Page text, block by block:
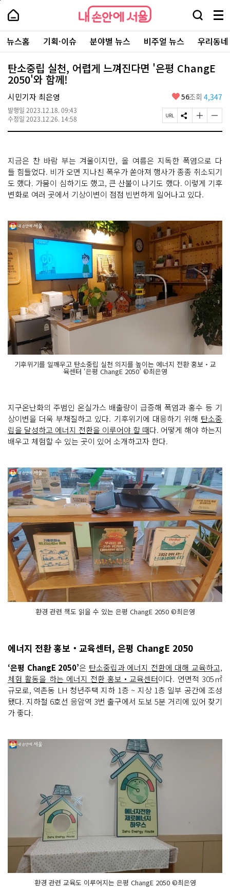
본
로
가
내
손
안
에
서
울
-
서
울
시
대
표
소
통
포
내
손
에
울
검
창
열
기
메
뉴
전
체
보
주
요
서
뉴스홈 기획·이슈 분야별 뉴스 비주얼 뉴스 우리동
탄소중립 실천, 어렵게 느껴진다면 '은평 ChangE
2050'와 함께!
시민기자 최은영
발행일 2023.12.18. 09:43
수정일 2023.12.26. 14:58
좋
요
56조회 4,347
페
이
L
복
사
S
N
하
기
글
자
게
변
경
하
기
글
자
작
게
변
경
하
지금은 찬 바람 부는 겨울이지만, 올 여름은 지독한 폭염으로 다
들 힘들었다. 비가 오면 지나친 폭우가 쏟아져 행사가 종종 취소되기
도 했다. 가뭄이 심하기도 했고, 큰 산불이 나기도 했다. 이렇게 기후
변화로 여러 곳에서 기상이변이 점점 빈번하게 일어나고 있다.
기후위기를 일깨우고 탄소중립 실천 의지를 높이는 에너지 전환 홍보‧교
육센터 ‘은평 ChangE 2050’ ©최은영
지구온난화의 주범인 온실가스 배출량이 급증해 폭염과 홍수 등 기
상이변을 더욱 부채질하고 있다. 기후위기에 대응하기 위해 탄소중
립을 달성하고 에너지 전환을 이루어야 할 때다. 어떻게 해야 하는지
배우고 체험할 수 있는 곳이 있어 소개하고자 한다.
환경 관련 책도 읽을 수 있는 은평 ChangE 2050 ©최은영
에너지 전환 홍보‧교육센터, 은평 ChangE 2050
‘은평 ChangE 2050’은 탄소중립과 에너지 전환에 대해 교육하고,
체험 활동을 하는 에너지 전환 홍보‧교육센터이다. 연면적 305㎡
규모로, 역촌동 LH 청년주택 지하 1층 ~ 지상 1층 일부 공간에 조성
됐다. 지하철 6호선 응암역 3번 출구에서 도보 5분 거리에 있어 찾기
가 좋다.
환경 관련 교육도 이루어지는 은평 ChangE 2050 ©최은영
페
상
단
로